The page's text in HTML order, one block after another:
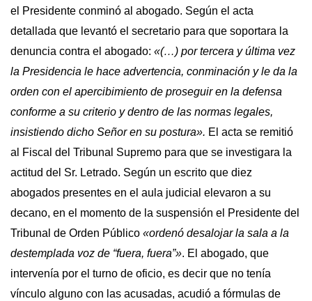
el Presidente conminó al abogado. Según el acta
detallada que levantó el secretario para que soportara la
denuncia contra el abogado: «(…) por tercera y última vez
la Presidencia le hace advertencia, conminación y le da la
orden con el apercibimiento de proseguir en la defensa
conforme a su criterio y dentro de las normas legales,
insistiendo dicho Señor en su postura». El acta se remitió
al Fiscal del Tribunal Supremo para que se investigara la
actitud del Sr. Letrado. Según un escrito que diez
abogados presentes en el aula judicial elevaron a su
decano, en el momento de la suspensión el Presidente del
Tribunal de Orden Público «ordenó desalojar la sala a la
destemplada voz de “fuera, fuera”». El abogado, que
intervenía por el turno de oficio, es decir que no tenía
vínculo alguno con las acusadas, acudió a fórmulas de